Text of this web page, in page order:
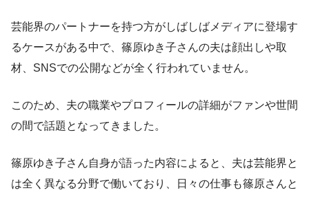
芸能界のパートナーを持つ方がしばしばメディアに登場す
るケースがある中で、篠原ゆき子さんの夫は顔出しや取
材、SNSでの公開などが全く行われていません。
このため、夫の職業やプロフィールの詳細がファンや世間
の間で話題となってきました。
篠原ゆき子さん自身が語った内容によると、夫は芸能界と
は全く異なる分野で働いており、日々の仕事も篠原さんと